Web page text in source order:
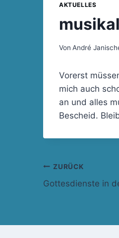
AKTUELLES
Von André
Vorerst
mich auch
an und alles
Bescheid.
ZURÜCK
Gottesdienste in